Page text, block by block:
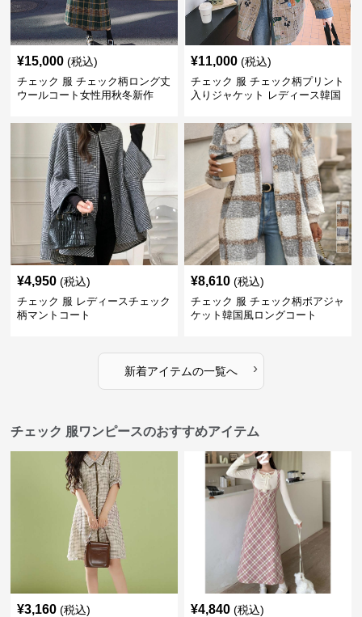
¥15,000 (税込)
チェック 服 チェック柄ロング丈
ウールコート女性用秋冬新作
¥11,000 (税込)
チェック 服 チェック柄プリント
入りジャケット レディース韓国
¥4,950 (税込)
チェック 服 レディースチェック
柄マントコート
¥8,610 (税込)
チェック 服 チェック柄ボアジャ
ケット韓国風ロングコート
新着アイテムの一覧へ ›
チェック 服ワンピースのおすすめアイテム
¥3,160 (税込) ¥4,840 (税込)